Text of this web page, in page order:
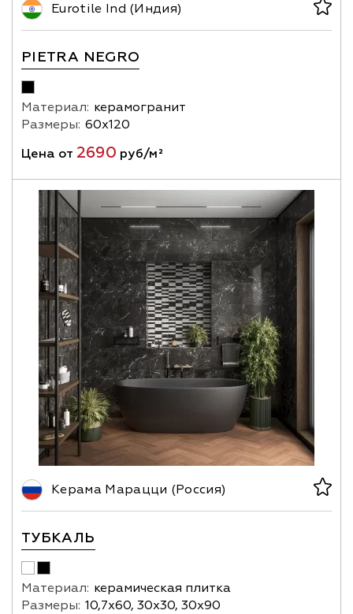
Eurotile Ind (Индия)
PIETRA NEGRO
Материал: керамогранит
Размеры: 60х120
Цена от 2690 руб/м²
Керама Марацци (Россия)
ТУБКАЛЬ
Материал: керамическая плитка
Размеры: 10,7х60, 30х30, 30х90